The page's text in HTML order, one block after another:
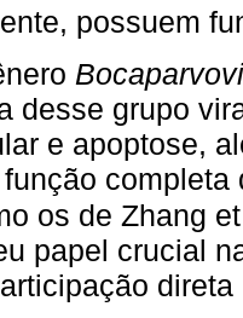
possuem
desse grupo
e apoptose,
os de Zhang
papel crucial